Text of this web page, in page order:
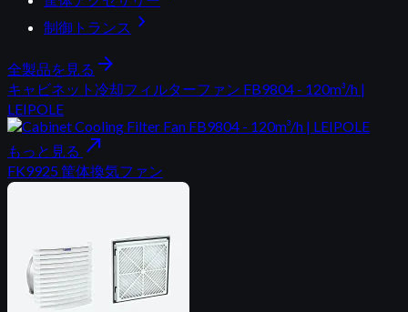
制御トランス chevron_right
全製品を見る arrow_forward
キャビネット冷却フィルターファン FB9804 - 120m³/h |
LEIPOLE
もっと見る north_east
FK9925 筐体換気ファン